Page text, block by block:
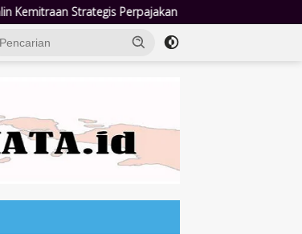
Jumat Berkah Polsek Taman: Hadir di Tengah